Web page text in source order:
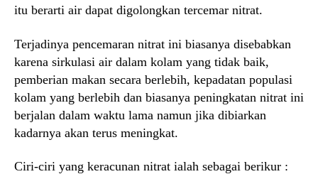
itu berarti air dapat digolongkan tercemar nitrat.
Terjadinya pencemaran nitrat ini biasanya disebabkan
karena sirkulasi air dalam kolam yang tidak baik,
pemberian makan secara berlebih, kepadatan populasi
kolam yang berlebih dan biasanya peningkatan nitrat ini
berjalan dalam waktu lama namun jika dibiarkan
kadarnya akan terus meningkat.
Ciri-ciri yang keracunan nitrat ialah sebagai berikur :